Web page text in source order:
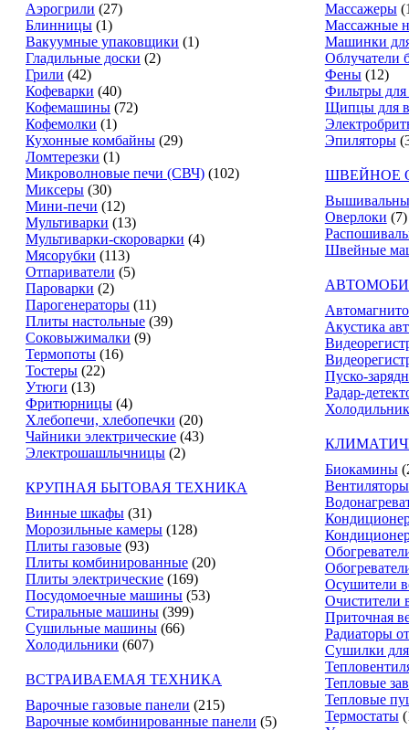
Аэрогрили (27)
Блинницы (1)
Вакуумные упаковщики (1)
Гладильные доски (2)
Грили (42)
Кофеварки (40)
Кофемашины (72)
Кофемолки (1)
Кухонные комбайны (29)
Ломтерезки (1)
Микроволновые печи (СВЧ) (102)
Миксеры (30)
Мини-печи (12)
Мультиварки (13)
Мультиварки-скороварки (4)
Мясорубки (113)
Отпариватели (5)
Пароварки (2)
Парогенераторы (11)
Плиты настольные (39)
Соковыжималки (9)
Термопоты (16)
Тостеры (22)
Утюги (13)
Фритюрницы (4)
Хлебопечи, хлебопечки (20)
Чайники электрические (43)
Электрошашлычницы (2)
КРУПНАЯ БЫТОВАЯ ТЕХНИКА
Винные шкафы (31)
Морозильные камеры (128)
Плиты газовые (93)
Плиты комбинированные (20)
Плиты электрические (169)
Посудомоечные машины (53)
Стиральные машины (399)
Сушильные машины (66)
Холодильники (607)
ВСТРАИВАЕМАЯ ТЕХНИКА
Варочные газовые панели (215)
Варочные комбинированные панели (5)
Массажеры
Массажные
Машинки
Облучатели
Фены (12)
Фильтры
Щипцы для
Эпиляторы
ШВЕЙНОЕ
Оверлоки (7)
Швейные
Акустика
Пуско-
Радар-
Биокамины
Вентиляторы
Осушители
Очистители
Приточная
Радиаторы
Сушилки
Тепловые
Тепловые
Термостаты